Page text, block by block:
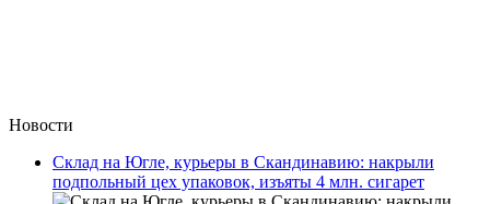
Новости
Склад на Югле, курьеры в Скандинавию: накрыли
подпольный цех упаковок, изъяты 4 млн. сигарет